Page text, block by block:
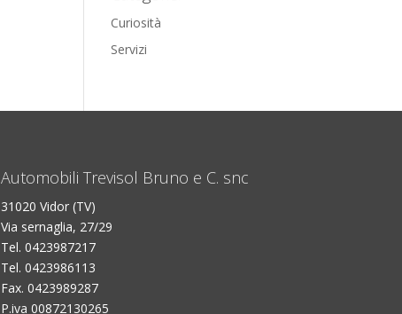
Curiosità
Servizi
Automobili Trevisol Bruno e C. snc
31020 Vidor (TV)
Via sernaglia, 27/29
Tel. 0423987217
Tel. 0423986113
Fax. 0423989287
P.iva 00872130265